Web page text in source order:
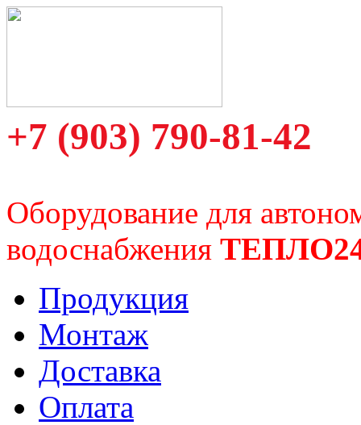
+7 (903) 790-81-42
Оборудование для
водоснабжения
Продукция
Монтаж
Доставка
Оплата